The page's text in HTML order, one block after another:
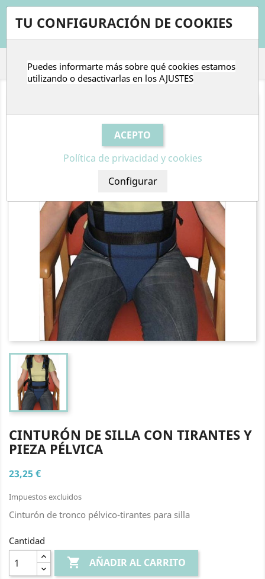
 
CINTURÓN DE SILLA CON TIRANTES Y
PIEZA PÉLVICA
23,25 €
Impuestos excluidos
Cinturón de tronco pélvico-tirantes para silla
Cantidad
 AÑADIR AL CARRITO
TU CONFIGURACIÓN DE COOKIES
Puedes informarte más sobre qué cookies estamos
utilizando o desactivarlas en los AJUSTES
Política de privacidad y cookies